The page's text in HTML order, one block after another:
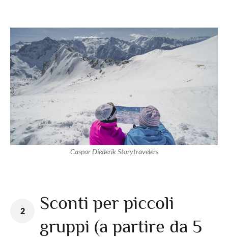
Caspar Diederik Storytravelers
2
Sconti per piccoli
gruppi (a partire da 5